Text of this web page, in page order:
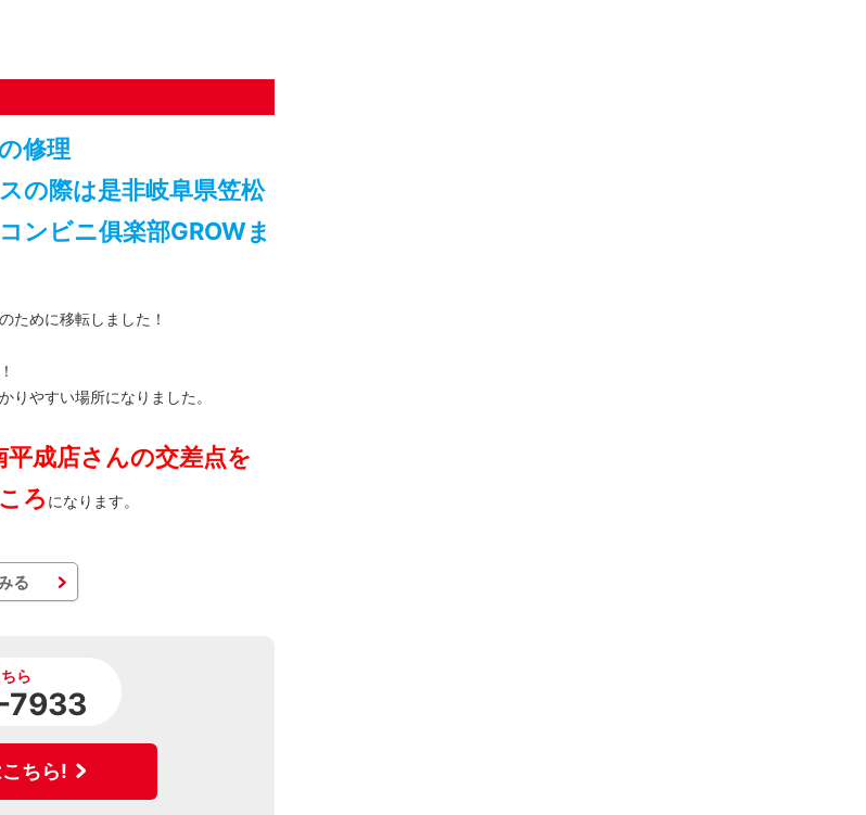
修理
の際は是非岐阜県笠松
ンビニ俱楽部GROWま
ために移転しました！
りやすい場所になりました。
平成店さんの交差点を
ろ になります。
る
ら
7933
ちら!